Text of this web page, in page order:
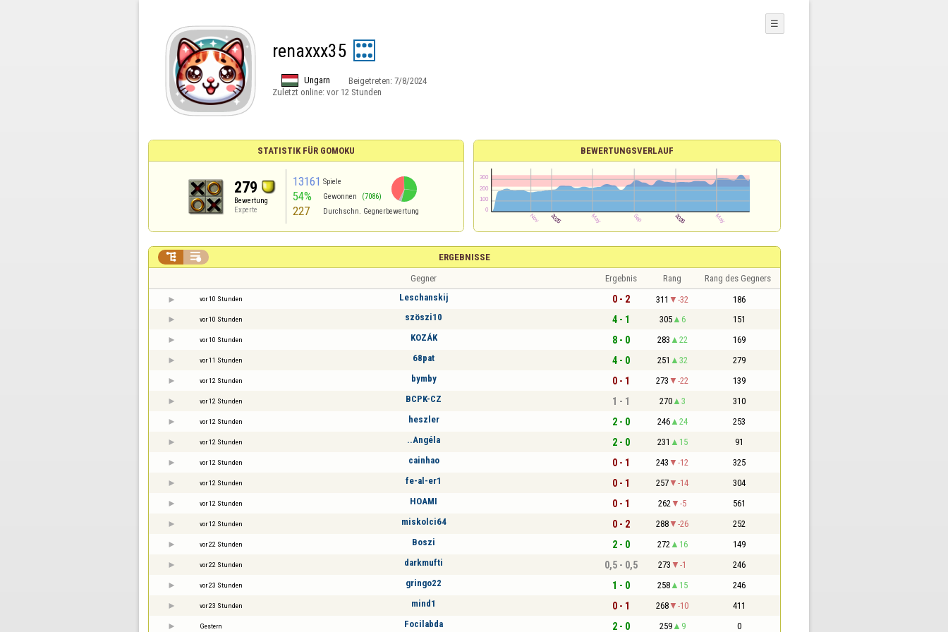
renaxxx35
Ungarn Beigetreten: 7/8/2024
Zuletzt online: vor 12 Stunden
☰
STATISTIK FÜR GOMOKU
279
Bewertung
Experte
13161 Spiele
54% Gewonnen (7086)
227 Durchschn. Gegnerbewertung
BEWERTUNGSVERLAUF
ERGEBNISSE
 
Gegner Ergebnis Rang Rang des Gegners
vor 10 Stunden Leschanskij 0 - 2 311 -32 186
vor 10 Stunden szöszi10 4 - 1 305 6 151
vor 10 Stunden KOZÁK 8 - 0 283 22 169
vor 11 Stunden 68pat 4 - 0 251 32 279
vor 12 Stunden bymby 0 - 1 273 -22 139
vor 12 Stunden BCPK-CZ 1 - 1 270 3 310
vor 12 Stunden heszler 2 - 0 246 24 253
vor 12 Stunden ..Angéla 2 - 0 231 15 91
vor 12 Stunden cainhao 0 - 1 243 -12 325
vor 12 Stunden fe-al-er1 0 - 1 257 -14 304
vor 12 Stunden HOAMI 0 - 1 262 -5 561
vor 12 Stunden miskolci64 0 - 2 288 -26 252
vor 22 Stunden Boszi 2 - 0 272 16 149
vor 22 Stunden darkmufti 0,5 - 0,5 273 -1 246
vor 23 Stunden gringo22 1 - 0 258 15 246
vor 23 Stunden mind1 0 - 1 268 -10 411
Gestern Focilabda 2 - 0 259 9 0